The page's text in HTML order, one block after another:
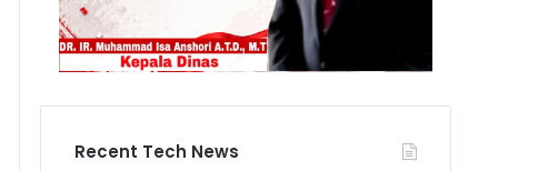
Recent Tech News